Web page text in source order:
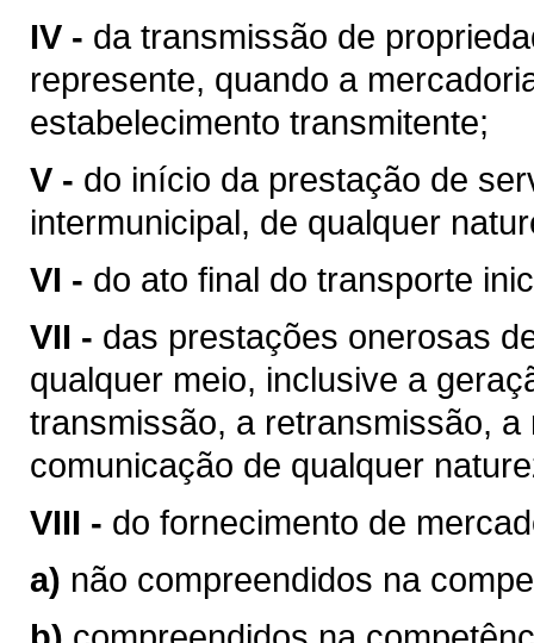
IV - da transmissão de
represente, quando a
estabelecimento transmitente;
V - do início da prestação de
intermunicipal, de qualquer
VI - do ato final do transporte
VII - das prestações onerosas
qualquer meio, inclusive a
transmissão, a retransmissão,
comunicação de qualquer
VIII - do fornecimento de
a) não compreendidos na